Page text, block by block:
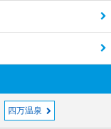
四万温泉